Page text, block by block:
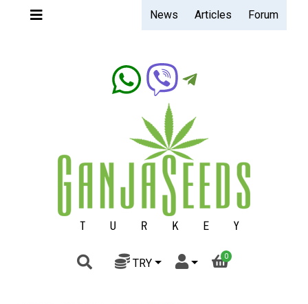
News Articles Forum
Ganjaseeds.band
TRY
0